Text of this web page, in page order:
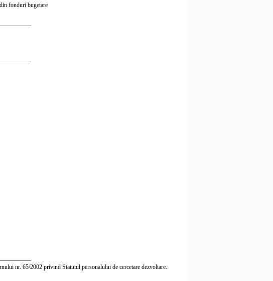
fonduri bugetare
nr. 65/2002 privind Statutul personalului de cercetare dezvoltare.